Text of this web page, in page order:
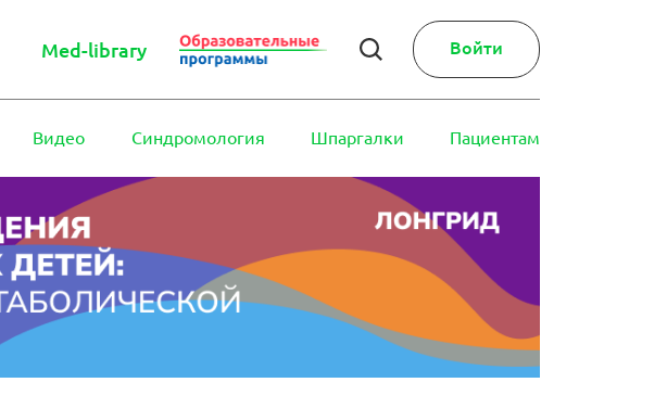
Med-library Войти
Видео Синдромология Шпаргалки Пациентам